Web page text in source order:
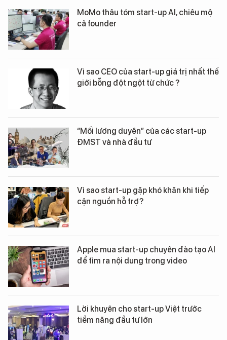
MoMo thâu tóm start-up AI, chiêu mộ
cả founder
Vì sao CEO của start-up giá trị nhất thế
giới bỗng đột ngột từ chức ?
“Mối lương duyên” của các start-up
ĐMST và nhà đầu tư
Vì sao start-up gặp khó khăn khi tiếp
cận nguồn hỗ trợ?
Apple mua start-up chuyên đào tạo AI
để tìm ra nội dung trong video
Lời khuyên cho start-up Việt trước
tiềm năng đầu tư lớn